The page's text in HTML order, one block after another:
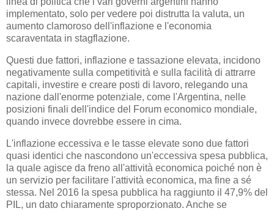
implementato, solo per vedere poi distrutta la valuta, un
aumento clamoroso dell'inflazione e l'economia
scaraventata in stagflazione.
Questi due fattori, inflazione e tassazione elevata, incidono
negativamente sulla competitività e sulla facilità di attrarre
capitali, investire e creare posti di lavoro, relegando una
nazione dall'enorme potenziale, come l'Argentina, nelle
posizioni finali dell'indice del Forum economico mondiale,
quando invece dovrebbe essere in cima.
L'inflazione eccessiva e le tasse elevate sono due fattori
quasi identici che nascondono un'eccessiva spesa pubblica,
la quale agisce da freno all'attività economica poiché non è
un servizio per facilitare l'attività economica, ma fine a sé
stessa. Nel 2016 la spesa pubblica ha raggiunto il 47,9% del
PIL, un dato chiaramente sproporzionato. Anche se